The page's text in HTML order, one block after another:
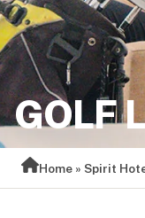
GOLF
Home »Spirit